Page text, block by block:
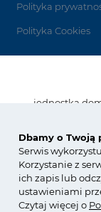
Dbamy o Twoją
Serwis
Korzystanie z
ich zapis lub
ustawieniami
Czytaj więcej o
Polityka
Polityka Cookies
jednostka
Copyright ©